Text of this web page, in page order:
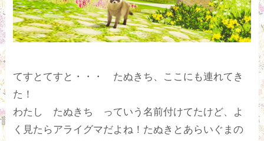
てすとてすと・・・ たぬきち、ここにも連れてき
た！
わたし たぬきち っていう名前付けてたけど、よ
く見たらアライグマだよね！たぬきとあらいぐまの